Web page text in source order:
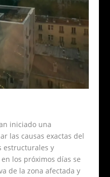
iniciado una
las causas exactas del
estructurales y
los próximos días se
de la zona afectada y